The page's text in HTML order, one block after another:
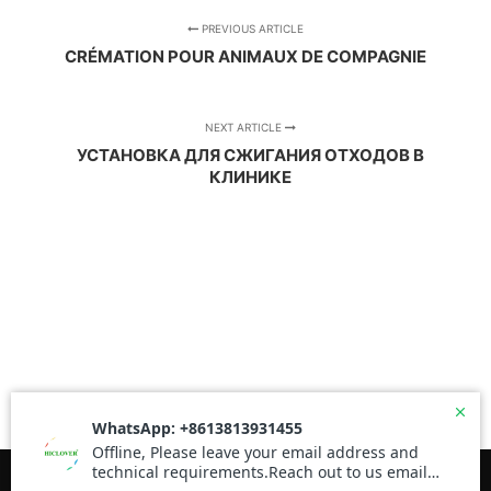
PREVIOUS ARTICLE
CRÉMATION POUR ANIMAUX DE COMPAGNIE
NEXT ARTICLE
УСТАНОВКА ДЛЯ СЖИГАНИЯ ОТХОДОВ В
КЛИНИКЕ